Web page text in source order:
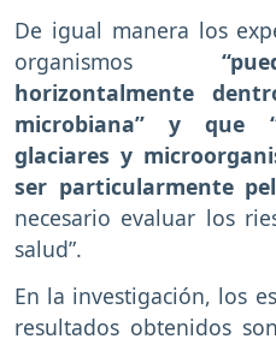
De igual manera los
organismos
horizontalmente
microbiana” y que
glaciares y
ser particularmente
necesario evaluar los
salud”.
En la investigación, los
resultados obtenidos